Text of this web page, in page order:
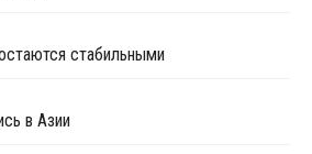
стабильными
в Азии